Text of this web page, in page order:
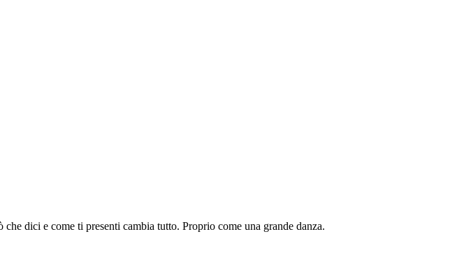
dici e come ti presenti cambia tutto. Proprio come una grande danza.